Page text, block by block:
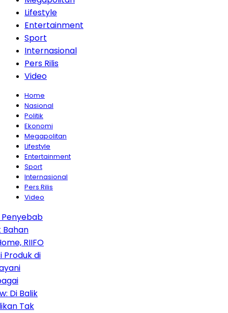
Lifestyle
Entertainment
Sport
Internasional
Pers Rilis
Video
Home
Nasional
Politik
Ekonomi
Megapolitan
Lifestyle
Entertainment
Sport
Internasional
Pers Rilis
Video
RIIFO
di
Balik
Tak